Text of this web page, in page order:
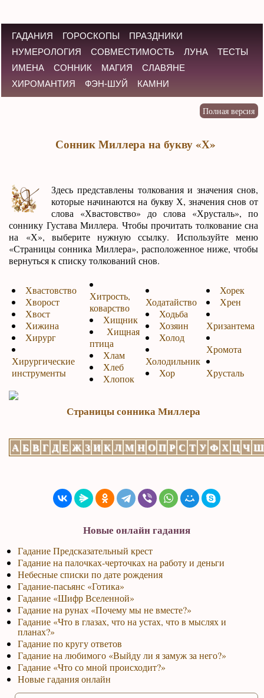
ГАДАНИЯ ГОРОСКОПЫ
ПРАЗДНИКИ
НУМЕРОЛОГИЯ
СОВМЕСТИМОСТЬ ЛУНА
ТЕСТЫ
ИМЕНА
СОННИК МАГИЯ
СЛАВЯНЕ
ХИРОМАНТИЯ
ФЭН-ШУЙ КАМНИ
Сонник Миллера на букву «Х»
Здесь представлены толкования и значения снов,
которые начинаются на букву Х, значения снов от
слова «Хвастовство» до слова «Хрусталь», по
соннику Густава Миллера. Чтобы прочитать толкование сна
на «Х», выберите нужную ссылку. Используйте меню
«Страницы сонника Миллера», расположенное ниже, чтобы
вернуться к списку толкований снов.
Хвастовство
Хворост
Хвост
Хижина
Хирург
Хирургические
инструменты
Хитрость,
коварство
Хищник
Хищная
птица
Хлам
Хлеб
Хлопок
Ходатайство
Ходьба
Хозяин
Холод
Холодильник
Хор
Хорек
Хрен
Хризантема
Хромота
Хрусталь
Страницы сонника Миллера
А Б В Г Д Е Ж З И К Л М Н О П Р С Т У Ф Х Ц Ч Ш
Новые онлайн гадания
Гадание Предсказательный крест
Гадание на палочках-черточках на работу и деньги
Небесные списки по дате рождения
Гадание-пасьянс «Готика»
Гадание «Шифр Вселенной»
Гадание на рунах «Почему мы не вместе?»
Гадание «Что в глазах, что на устах, что в мыслях и
планах?»
Гадание по кругу ответов
Гадание на любимого «Выйду ли я замуж за него?»
Гадание «Что со мной происходит?»
Новые гадания онлайн